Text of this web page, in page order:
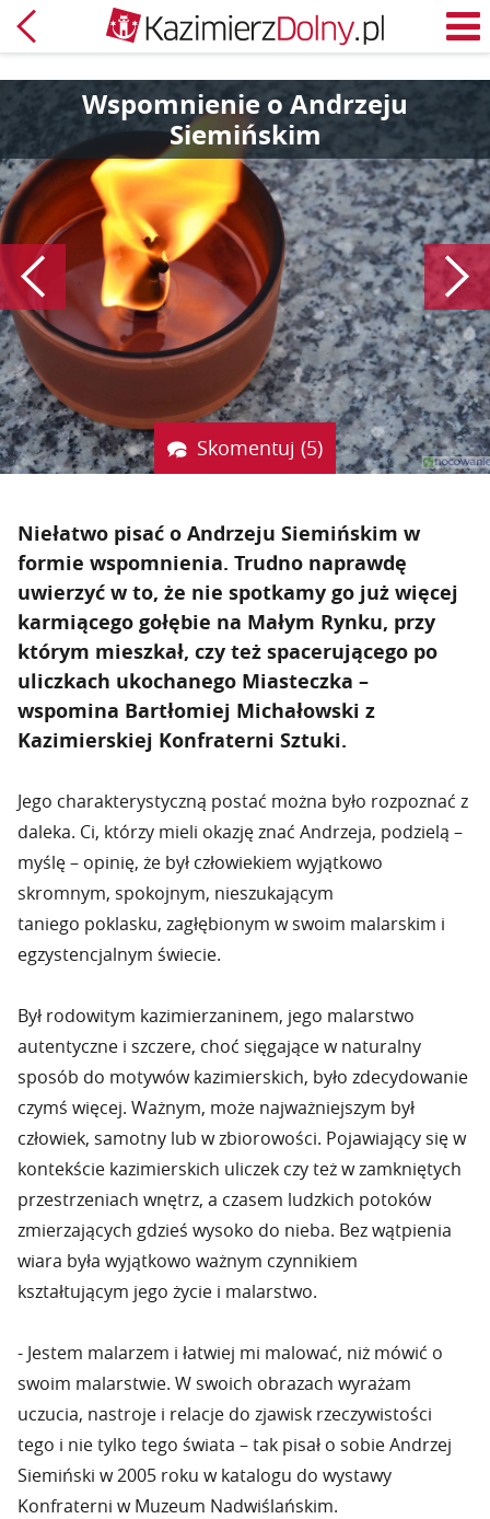
Powrót
Wspomnienie o Andrzeju
Siemińskim
Poprzedni
Skomentuj (5)
Niełatwo pisać o Andrzeju Siemińskim w
formie wspomnienia. Trudno naprawdę
uwierzyć w to, że nie spotkamy go już więcej
karmiącego gołębie na Małym Rynku, przy
którym mieszkał, czy też spacerującego po
uliczkach ukochanego Miasteczka –
wspomina Bartłomiej Michałowski z
Kazimierskiej Konfraterni Sztuki.
Jego charakterystyczną postać można było rozpoznać z
daleka. Ci, którzy mieli okazję znać Andrzeja, podzielą –
myślę – opinię, że był człowiekiem wyjątkowo
skromnym, spokojnym, nieszukającym
taniego poklasku, zagłębionym w swoim malarskim i
egzystencjalnym świecie.
Był rodowitym kazimierzaninem, jego malarstwo
autentyczne i szczere, choć sięgające w naturalny
sposób do motywów kazimierskich, było zdecydowanie
czymś więcej. Ważnym, może najważniejszym był
człowiek, samotny lub w zbiorowości. Pojawiający się w
kontekście kazimierskich uliczek czy też w zamkniętych
przestrzeniach wnętrz, a czasem ludzkich potoków
zmierzających gdzieś wysoko do nieba. Bez wątpienia
wiara była wyjątkowo ważnym czynnikiem
kształtującym jego życie i malarstwo.
- Jestem malarzem i łatwiej mi malować, niż mówić o
swoim malarstwie. W swoich obrazach wyrażam
uczucia, nastroje i relacje do zjawisk rzeczywistości
tego i nie tylko tego świata – tak pisał o sobie Andrzej
Siemiński w 2005 roku w katalogu do wystawy
Konfraterni w Muzeum Nadwiślańskim.